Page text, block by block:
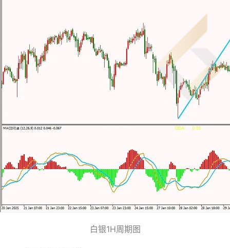
白银1H周期图